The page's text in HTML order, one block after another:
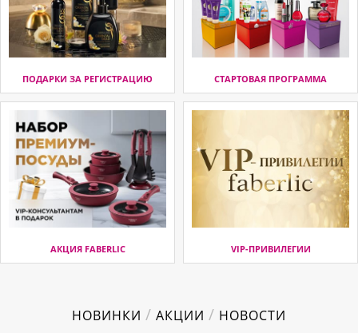
ПОДАРКИ ЗА РЕГИСТРАЦИЮ СТАРТОВАЯ ПРОГРАММА
АКЦИЯ FABERLIC VIP-ПРИВИЛЕГИИ
НОВИНКИ / АКЦИИ / НОВОСТИ